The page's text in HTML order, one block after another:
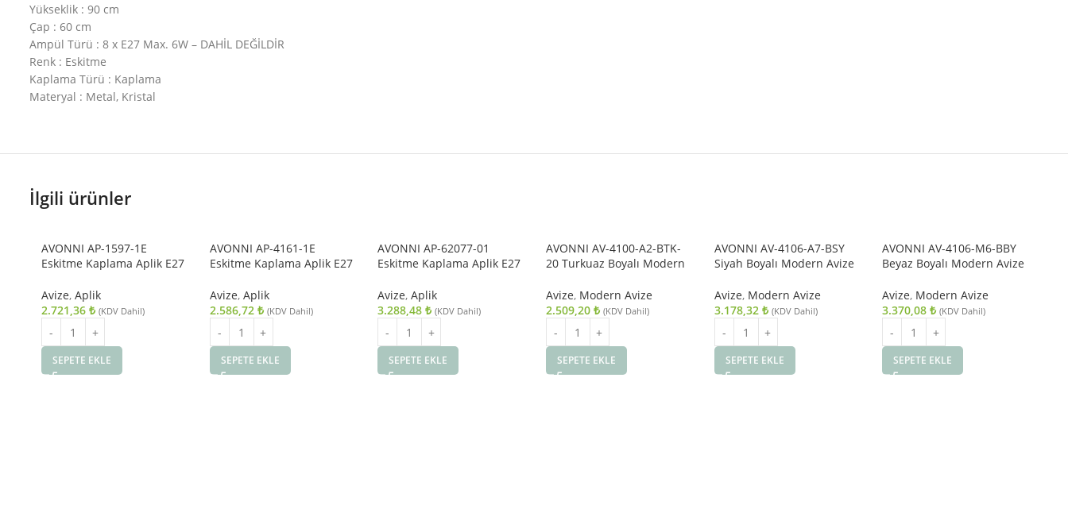
Yükseklik : 90 cm
Çap : 60 cm
Ampül Türü : 8 x E27 Max. 6W – DAHİL DEĞİLDİR
Renk : Eskitme
Kaplama Türü : Kaplama
Materyal : Metal, Kristal
İlgili ürünler
AVONNI AP-1597-1E
Eskitme Kaplama Aplik E27
Avize, Aplik
2.721,36 ₺ (KDV Dahil)
SEPETE EKLE
AVONNI AP-4161-1E
Eskitme Kaplama Aplik E27
Avize, Aplik
2.586,72 ₺ (KDV Dahil)
SEPETE EKLE
AVONNI AP-62077-01
Eskitme Kaplama Aplik E27
Avize, Aplik
3.288,48₺ (KDV Dahil)
SEPETE EKLE
AVONNI AV-4100-A2-BTK-
20 Turkuaz Boyalı Modern
20cm
Avize, Modern Avize
2.509,20 ₺ (KDV Dahil)
SEPETE EKLE
AVONNI AV-4106-A7-BSY
Siyah Boyalı Modern Avize
Avize, Modern Avize
3.178,32 ₺ (KDV Dahil)
SEPETE EKLE
AVONNI AV-4106-M6-BBY
Beyaz Boyalı Modern Avize
Avize, Modern Avize
3.370,08₺ (KDV Dahil)
SEPETE EKLE